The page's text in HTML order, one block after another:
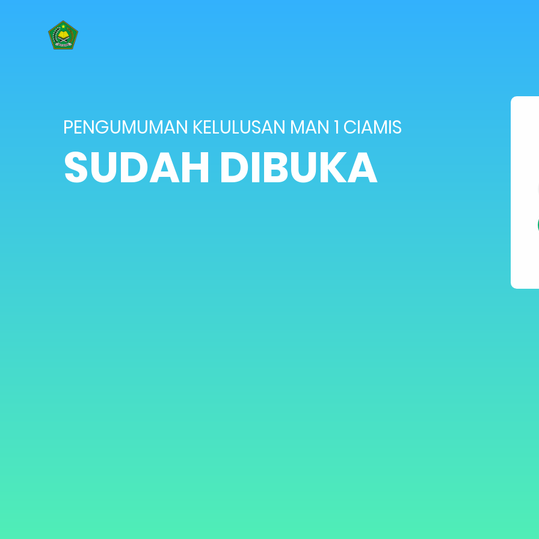
PENGUMUMAN KELULUSAN MAN 1 CIAMIS
SUDAH DIBUKA